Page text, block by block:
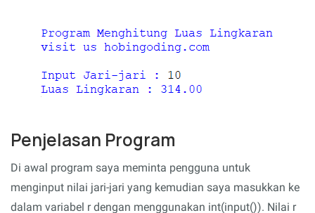
Penjelasan Program
Di awal program saya meminta pengguna untuk
menginput nilai jari-jari yang kemudian saya masukkan ke
dalam variabel r dengan menggunakan int(input()). Nilai r